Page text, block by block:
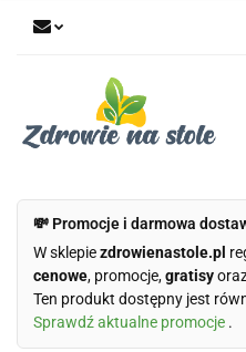
💸 Promocje i darmowa
W sklepiezdrowienastole.pl
cenowe, promocje,gratisy
Ten produkt dostępny jest
Sprawdź aktualne promocje .